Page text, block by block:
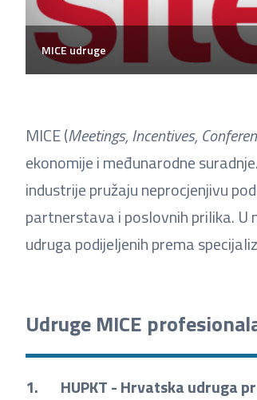
MICE udruge
MICE (Meetings, Incentives,
ekonomije i međunarodne
industrije pružaju neprocjenjivu
partnerstava i poslovnih prilika. U
udruga podijeljenih prema
Udruge MICE
1. HUPKT - Hrvatska udruga